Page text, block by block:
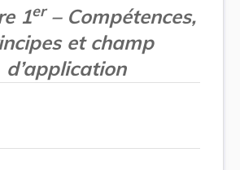
1er– Compétences,
et champ
d’application